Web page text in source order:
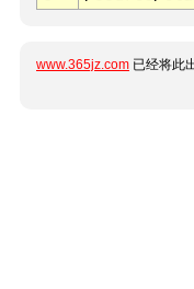
www.365jz.com 已经将此